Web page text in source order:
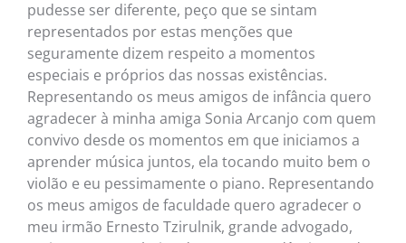
pudesse ser diferente, peço que se sintam
representados por estas menções que
seguramente dizem respeito a momentos
especiais e próprios das nossas existências.
Representando os meus amigos de infância quero
agradecer à minha amiga Sonia Arcanjo com quem
convivo desde os momentos em que iniciamos a
aprender música juntos, ela tocando muito bem o
violão e eu pessimamente o piano. Representando
os meus amigos de faculdade quero agradecer o
meu irmão Ernesto Tzirulnik, grande advogado,